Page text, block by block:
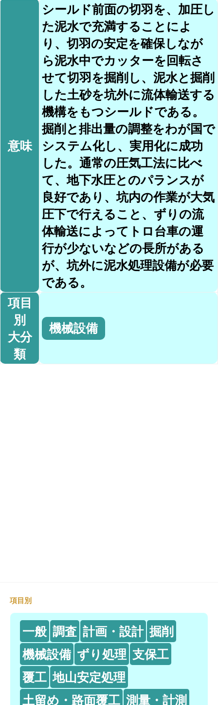
意味
シールド前面の切羽を、加圧し
た泥水で充満することによ
り、切羽の安定を確保しなが
ら泥水中でカッターを回転さ
せて切羽を掘削し、泥水と掘削
した土砂を坑外に流体輸送する
機構をもつシールドである。
掘削と排出量の調整をわが国で
システム化し、実用化に成功
した。通常の圧気工法に比べ
て、地下水圧とのパランスが
良好であり、坑内の作業が大気
圧下で行えること、ずりの流
体輸送によってトロ台車の運
行が少ないなどの長所がある
が、坑外に泥水処理設備が必要
である。
項目
別
大分
類
機械設備
項目別
一般 調査 計画・設計 掘削
機械設備 ずり処理 支保工
覆工 地山安定処理
土留め・路面覆工 測量・計測